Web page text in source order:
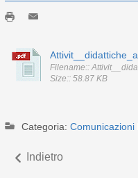
Filename::
Size:: 58.87 KB
Categoria: Comunicazioni
Indietro